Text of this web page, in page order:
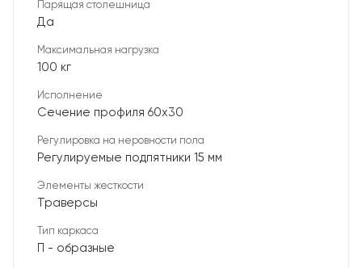
Парящая столешница
Да
Максимальная нагрузка
100 кг
Исполнение
Сечение профиля 60х30
Регулировка на неровности пола
Регулируемые подпятники 15 мм
Элементы жесткости
Траверсы
Тип каркаса
П - образные